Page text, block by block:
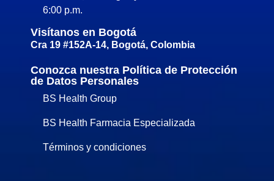
6:00 p.m.
Visítanos en Bogotá
Cra 19 #152A-14, Bogotá, Colombia
Conozca nuestra Política de Protección
de Datos Personales
BS Health Group
BS Health Farmacia Especializada
Términos y condiciones